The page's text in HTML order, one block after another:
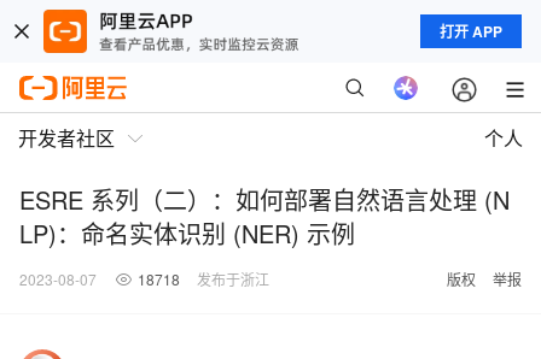
打开 APP
开发者社区 个人
ESRE 系列（二）：如何部署自然语言处理 (N
LP)：命名实体识别 (NER) 示例
2023-08-07 18718 发布于浙江 版权 举报